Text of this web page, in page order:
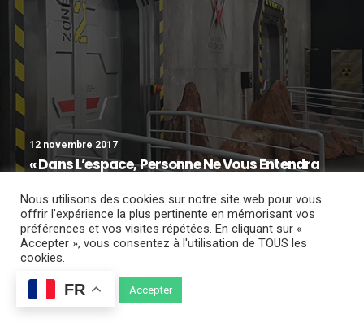
12 novembre 2017
« Dans L’espace, Personne Ne Vous Entendra
Nous utilisons des cookies sur notre site web pour vous
offrir l'expérience la plus pertinente en mémorisant vos
préférences et vos visites répétées. En cliquant sur «
Accepter », vous consentez à l'utilisation de TOUS les
cookies.
Cookie settings Accepter
FR